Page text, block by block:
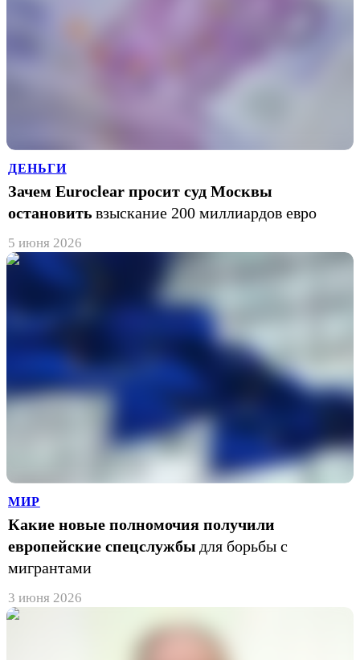
ДЕНЬГИ
Зачем Euroclear просит суд Москвы
остановить взыскание 200 миллиардов евро
5 июня 2026
МИР
Какие новые полномочия получили
европейские спецслужбы для борьбы с
мигрантами
3 июня 2026